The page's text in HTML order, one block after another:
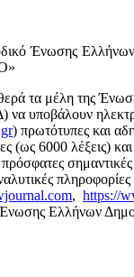
Ένωσης
τα μέλη της
υποβάλουν
) πρωτότυπες και
(ως 6000 λέξεις)
πληροφορίες
, https://
Ένωσης Ελλήνων